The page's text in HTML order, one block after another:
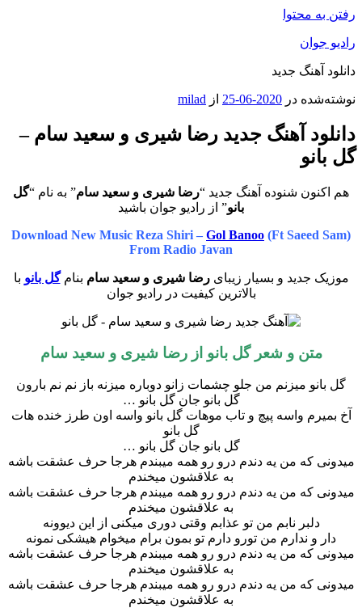
رفتن به محتوا
رادیو جوان
دانلود آهنگ جدید
نوشته‌شده در 2020-06-25 از milad
دانلود آهنگ جدید رضا شیری و سعید سام –
گل بانو
هم اکنون شنوده آهنگ جدید “رضا شیری و سعید سام” به نام “گل
بانو” از رادیو جوان باشید
Download New Music Reza Shiri – Gol Banoo (Ft Saeed Sam)
From Radio Javan
موزیک جدید و بسیار زیبای رضا شیری و سعید سام بنام گل بانو با
بالاترین کیفیت در رادیو جوان
متن و شعر گل بانو از رضا شیری و سعید سام
گل بانو میزنم من جلو چشمات زانو دوباره میزنه باز نم نم بارون
گل بانو جان گل بانو …
آخ بمیرم واسه پیچ و تاب موهات گل بانو واسه اون طرز خنده هات
گل بانو
گل بانو جان گل بانو …
میدونی که من یه دندم درو رو همه میبندم هرجا حرف عشقت باشه
به علاقشون میخندم
میدونی که من یه دندم درو رو همه میبندم هرجا حرف عشقت باشه
به علاقشون میخندم
دلبر نابم من تو عذابم وقتی دوری میکنی از این دیوونه
دار و ندارم من تورو دارم تو بمون برام میخوام هیشکی نمونه
میدونی که من یه دندم درو رو همه میبندم هرجا حرف عشقت باشه
به علاقشون میخندم
میدونی که من یه دندم درو رو همه میبندم هرجا حرف عشقت باشه
به علاقشون میخندم